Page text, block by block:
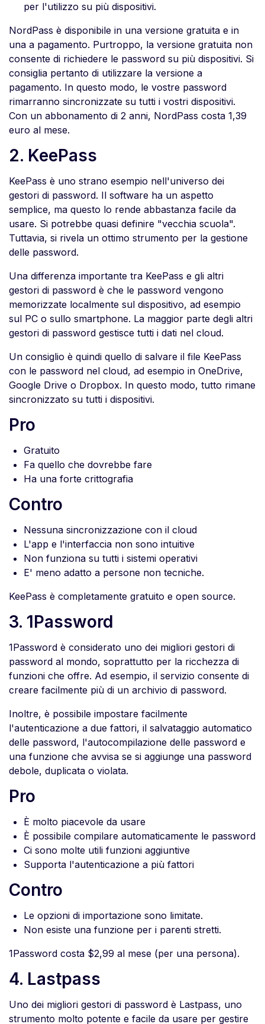
per l'utilizzo su più dispositivi.
NordPass è disponibile in una versione gratuita e in
una a pagamento. Purtroppo, la versione gratuita non
consente di richiedere le password su più dispositivi. Si
consiglia pertanto di utilizzare la versione a
pagamento. In questo modo, le vostre password
rimarranno sincronizzate su tutti i vostri dispositivi.
Con un abbonamento di 2 anni, NordPass costa 1,39
euro al mese.
2. KeePass
KeePass è uno strano esempio nell'universo dei
gestori di password. Il software ha un aspetto
semplice, ma questo lo rende abbastanza facile da
usare. Si potrebbe quasi definire "vecchia scuola".
Tuttavia, si rivela un ottimo strumento per la gestione
delle password.
Una differenza importante tra KeePass e gli altri
gestori di password è che le password vengono
memorizzate localmente sul dispositivo, ad esempio
sul PC o sullo smartphone. La maggior parte degli altri
gestori di password gestisce tutti i dati nel cloud.
Un consiglio è quindi quello di salvare il file KeePass
con le password nel cloud, ad esempio in OneDrive,
Google Drive o Dropbox. In questo modo, tutto rimane
sincronizzato su tutti i dispositivi.
Pro
Gratuito
Fa quello che dovrebbe fare
Ha una forte crittografia
Contro
Nessuna sincronizzazione con il cloud
L'app e l'interfaccia non sono intuitive
Non funziona su tutti i sistemi operativi
E' meno adatto a persone non tecniche.
KeePass è completamente gratuito e open source.
3. 1Password
1Password è considerato uno dei migliori gestori di
password al mondo, soprattutto per la ricchezza di
funzioni che offre. Ad esempio, il servizio consente di
creare facilmente più di un archivio di password.
Inoltre, è possibile impostare facilmente
l'autenticazione a due fattori, il salvataggio automatico
delle password, l'autocompilazione delle password e
una funzione che avvisa se si aggiunge una password
debole, duplicata o violata.
Pro
È molto piacevole da usare
È possibile compilare automaticamente le password
Ci sono molte utili funzioni aggiuntive
Supporta l'autenticazione a più fattori
Contro
Le opzioni di importazione sono limitate.
Non esiste una funzione per i parenti stretti.
1Password costa $2,99 al mese (per una persona).
4. Lastpass
Uno dei migliori gestori di password è Lastpass, uno
strumento molto potente e facile da usare per gestire